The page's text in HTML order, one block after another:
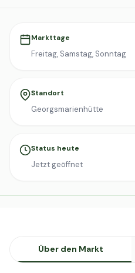
Markttage
Freitag, Samstag, Sonntag
Standort
Georgsmarienhütte
Status heute
Jetzt geöffnet
Über den Markt